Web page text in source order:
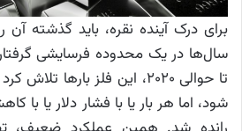
برای درک آینده نقره، باید گذشته آن
تا حوالی ۲۰۲۰، این فلز بارها
شود، اما هر بار یا با فشار دلار یا